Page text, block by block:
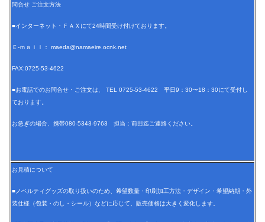
問合せ ご注文方法
■インターネット・ＦＡＸにて24時間受け付けております。
Ｅ-ｍａｉｌ： maeda@namaeire.ocnk.net
FAX:0725-53-4622
■お電話でのお問合せ・ご注文は、 TEL 0725-53-4622 平日9：30〜18：30にて受付し
ております。
お急ぎの場合、携帯080-5343-9763 担当：前田迄ご連絡ください。
お見積について
■ノベルティグッズの取り扱いのため、希望数量・印刷加工方法・デザイン・希望納期・外
装仕様（包装・のし・シール）などに応じて、販売価格は大きく変化します。